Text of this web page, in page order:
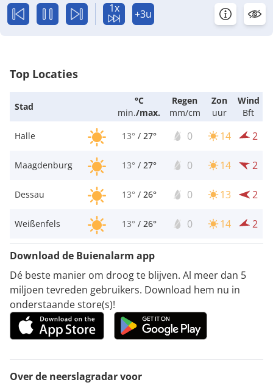
1x +3u
Top Locaties
Stad
°C
min./max.
Regen
mm/cm
Zon
uur
Wind
Bft
Halle
13° / 27° 0 14 2
Maagdenburg 13° / 27° 0 14 2
Dessau 13° / 26° 0 13 2
Weißenfels 13° / 26° 0 14 2
Download de Buienalarm app
Dé beste manier om droog te blijven. Al meer dan 5
miljoen tevreden gebruikers. Download hem nu in
onderstaande store(s)!
Over de neerslagradar voor